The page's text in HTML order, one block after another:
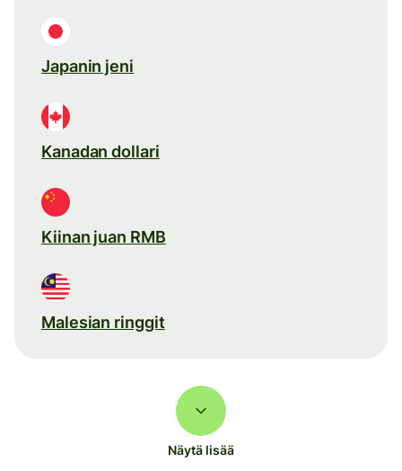
Japanin jeni
Kanadan dollari
Kiinan juan RMB
Malesian ringgit
Näytä lisää